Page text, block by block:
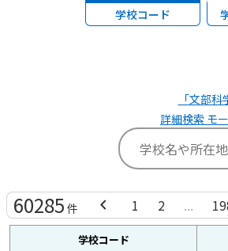
学校コード
「文部
詳細検索 モ
60285 件 chevron_left 1 2 ...
学校コード